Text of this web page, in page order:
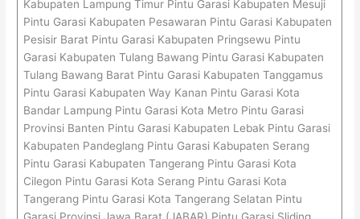
Kabupaten Lampung Timur Pintu Garasi Kabupaten Mesuji
Pintu Garasi Kabupaten Pesawaran Pintu Garasi Kabupaten
Pesisir Barat Pintu Garasi Kabupaten Pringsewu Pintu
Garasi Kabupaten Tulang Bawang Pintu Garasi Kabupaten
Tulang Bawang Barat Pintu Garasi Kabupaten Tanggamus
Pintu Garasi Kabupaten Way Kanan Pintu Garasi Kota
Bandar Lampung Pintu Garasi Kota Metro Pintu Garasi
Provinsi Banten Pintu Garasi Kabupaten Lebak Pintu Garasi
Kabupaten Pandeglang Pintu Garasi Kabupaten Serang
Pintu Garasi Kabupaten Tangerang Pintu Garasi Kota
Cilegon Pintu Garasi Kota Serang Pintu Garasi Kota
Tangerang Pintu Garasi Kota Tangerang Selatan Pintu